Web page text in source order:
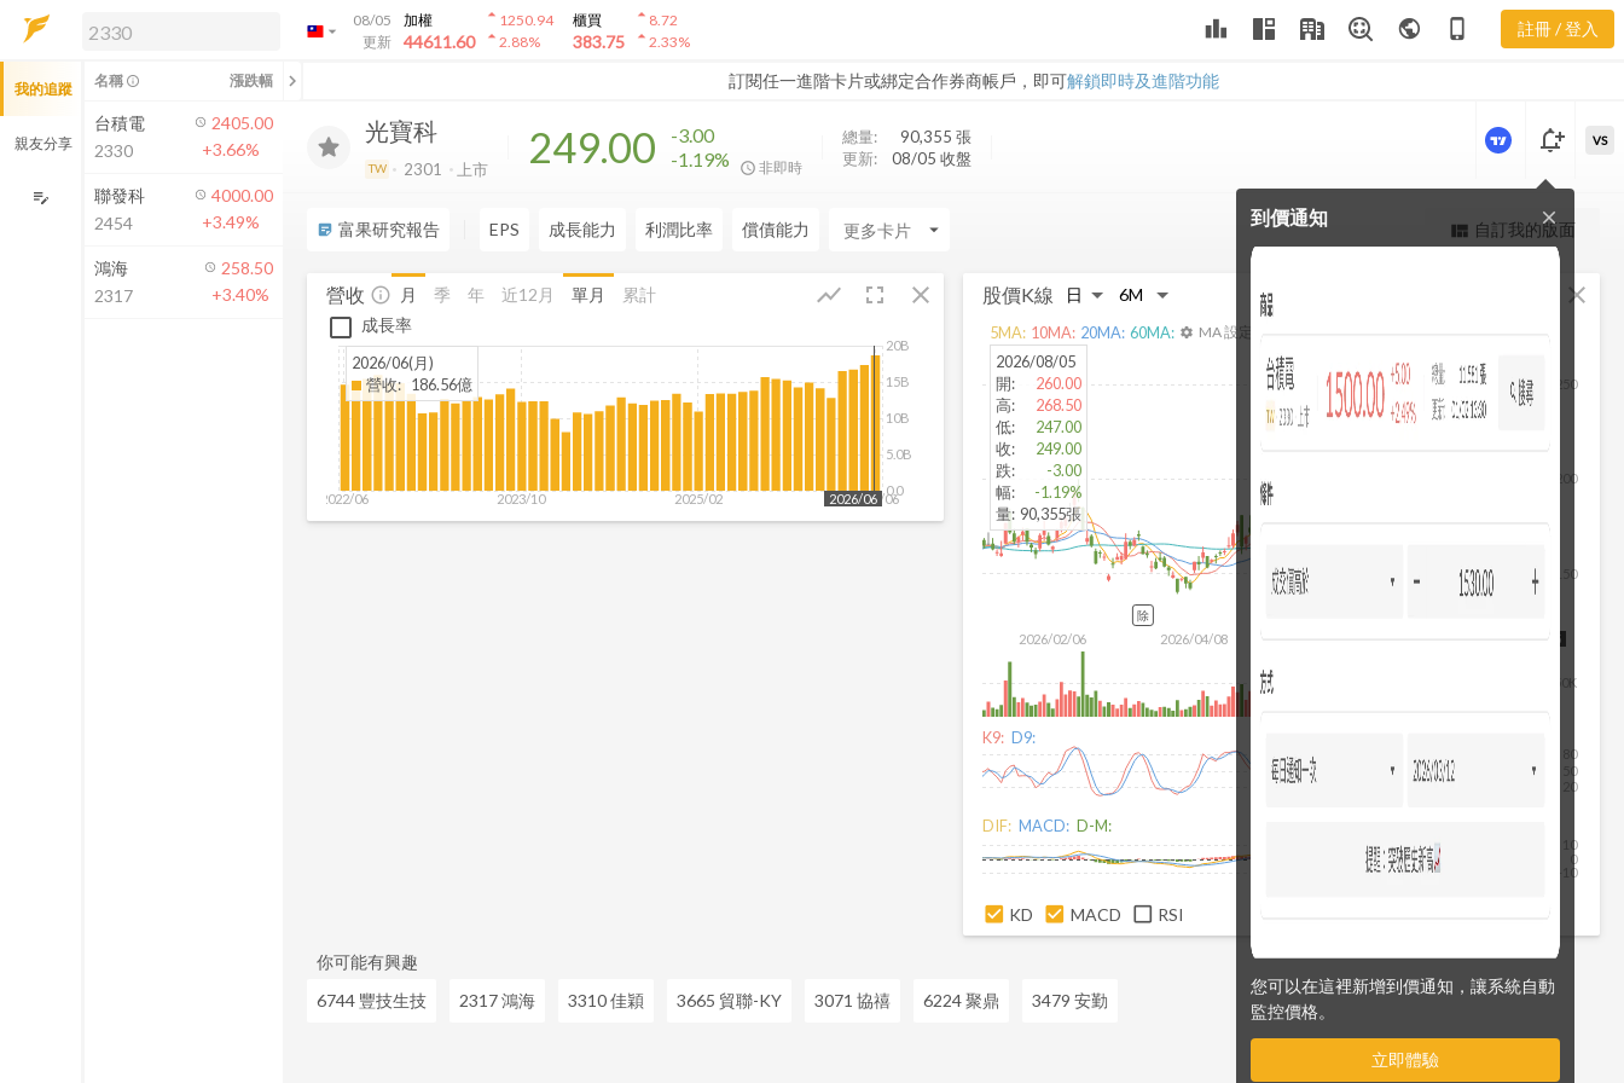
arrow_drop_down
08/05
更新
加權
44611.60
arrow_drop_up1250.94
arrow_drop_up2.88%
櫃買
383.75
arrow_drop_up8.72
arrow_drop_up2.33% leaderboard public phone_iphone 註冊 / 登入
訂閱任一進階卡片或綁定合作券商帳戶，即可解鎖即時及進階功能
解鎖即時行情及進階功能
方案」，即可解鎖以下功能：
即時行情
即時市況與排行
成交金額熱力圖
前往方案訂閱
如何綁定合作券商
2301 營收
光寶科
TW 2301 上市 249.00
-3.00
-1.19%
非即時
總量: 90,355 張
更新:
08/05 收盤
更強大的進階價量圖表
notification_add
到價通知
您可以在這裡新增到價通知，讓系統自動
監控價格。
立即體驗
close
VS
sticky_note_2 富果研究報告 EPS 成長能力 利潤比率 償債能力 arrow_drop_down view_quilt 自訂我的版面
營收 fullscreen close
show_chart
info_outline 月 季 年 近12月 單月
累計
成長率
2022/06 2023/10 2025/02 2026/06
0.0
5.0B
10B
15B
20B
2026/06
2026/06(月)
營收: 186.56億
股價K線 close
2026/02/06 2026/04/08
150
200
250
2026/08/05
50K
2026/08/05
開:
260.00
高:
268.50
低:
247.00
收:
249.00
跌:
-3.00
幅:
-1.19%
量: 90,355張
5MA: 10MA: 20MA: 60MA: settings MA 設定
除
K9: D9:
20
50
80
DIF: MACD: D-M:
-10
0
10
KD MACD RSI
你可能有興趣
6744 豐技生技
2317 鴻海 3310 佳穎 3665 貿聯-KY 3071 協禧 6224 聚鼎 3479 安勤
我的追蹤
親友分享
edit_note
名稱 info_outline 漲跌幅 chevron_left
台積電
2330
2405.00
+3.66%
聯發科
2454
4000.00
+3.49%
鴻海
2317
258.50
+3.40%